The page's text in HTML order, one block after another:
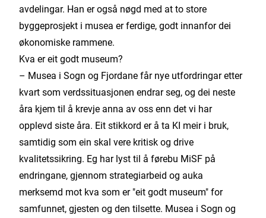
avdelingar. Han er også nøgd med at to store
byggeprosjekt i musea er ferdige, godt innanfor dei
økonomiske rammene.
Kva er eit godt museum?
– Musea i Sogn og Fjordane får nye utfordringar etter
kvart som verdssituasjonen endrar seg, og dei neste
åra kjem til å krevje anna av oss enn det vi har
opplevd siste åra. Eit stikkord er å ta KI meir i bruk,
samtidig som ein skal vere kritisk og drive
kvalitetssikring. Eg har lyst til å førebu MiSF på
endringane, gjennom strategiarbeid og auka
merksemd mot kva som er "eit godt museum" for
samfunnet, gjesten og den tilsette. Musea i Sogn og